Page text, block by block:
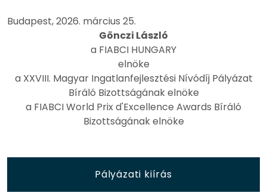
Budapest, 2026. március 25.
Gönczi László
a FIABCI HUNGARY
elnöke
a XXVIII. Magyar Ingatlanfejlesztési Nívódíj Pályázat
Bíráló Bizottságának elnöke
a FIABCI World Prix d'Excellence Awards Bíráló
Bizottságának elnöke
Pályázati kiírás